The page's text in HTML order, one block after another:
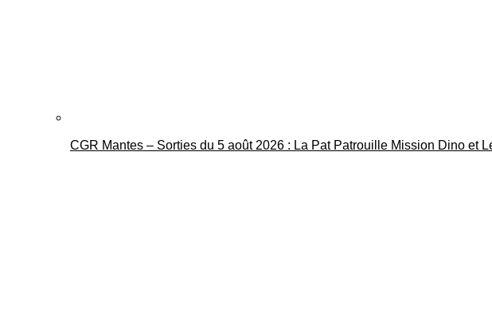
CGR Mantes – Sorties du 5 août 2026 : La Pat Patrouille Mission Dino et